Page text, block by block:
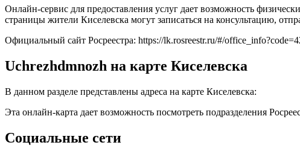
Онлайн-сервис для предоставления услуг дает возможность
страницы жители Киселевска могут записаться на консультацию,
Официальный сайт Росреестра: https://lk.rosreestr.ru/#/
Uchrezhdmnozh на карте Киселевска
В данном разделе представлены адреса на карте Киселевска:
Эта онлайн-карта дает возможность посмотреть подразделения
Социальные сети